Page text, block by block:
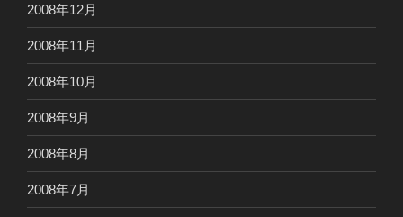
2008年12月
2008年11月
2008年10月
2008年9月
2008年8月
2008年7月